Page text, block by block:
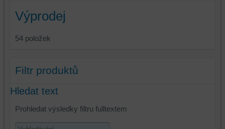
Výprodej
54 položek
Filtr produktů
Hledat text
Prohledat výsledky filtru fulltextem